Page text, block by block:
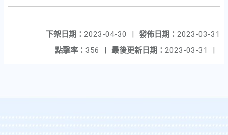
發佈日期： 2023-03-31
下架日期： 2023-04-30
|
最後更新日期： 2023-03-31 |
點擊率： 356 |